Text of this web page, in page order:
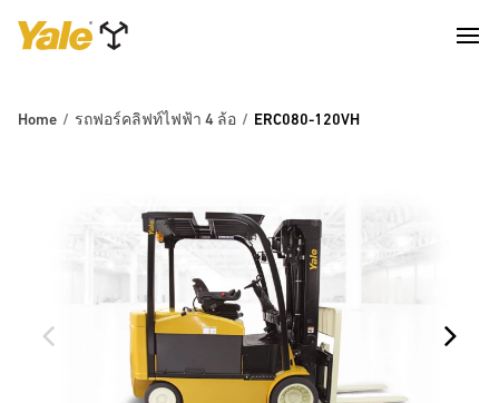
Home รถฟอร์คลิฟท์ไฟฟ้า 4 ล้อ ERC080-120VH